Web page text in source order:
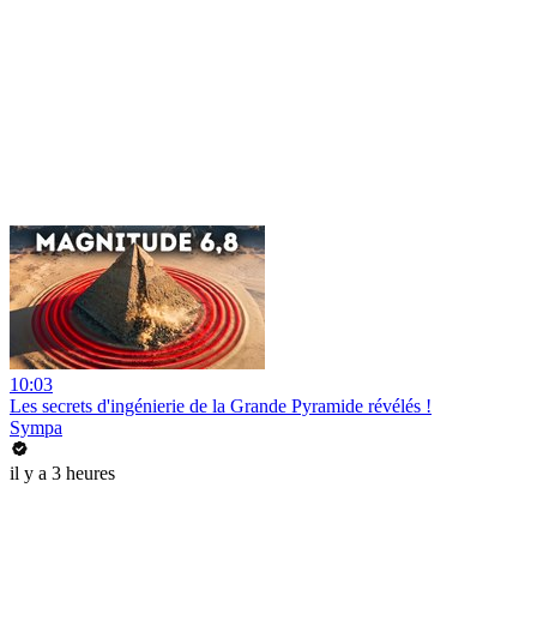
10:03
Les secrets d'ingénierie de la Grande Pyramide révélés !
Sympa
il y a 3 heures